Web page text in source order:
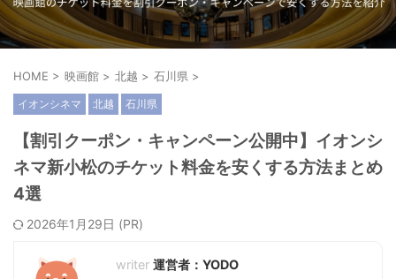
HOME > 映画館 > 北越 > 石川県 >
イオンシネマ 北越 石川県
【割引クーポン・キャンペーン公開中】イオンシ
ネマ新小松のチケット料金を安くする方法まとめ
4選
2026年1月29日
運営者：YODO